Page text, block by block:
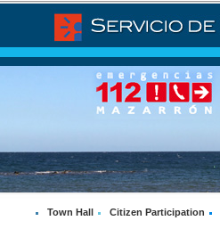
Town Hall Citizen Participation